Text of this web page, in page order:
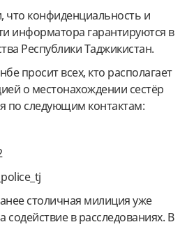
что конфиденциальность и
информатора гарантируются в
Республики Таджикистан.
просит всех, кто располагает
о местонахождении сестёр
по следующим контактам:
столичная милиция уже
содействие в расследованиях. В